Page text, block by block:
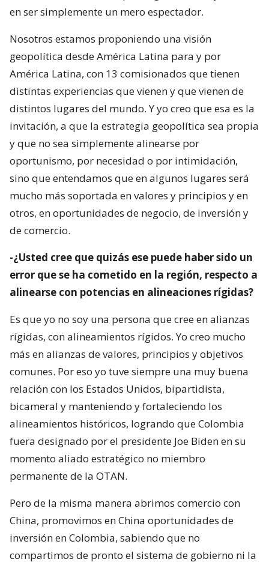
en ser simplemente un mero espectador.
Nosotros estamos proponiendo una visión
geopolítica desde América Latina para y por
América Latina, con 13 comisionados que tienen
distintas experiencias que vienen y que vienen de
distintos lugares del mundo. Y yo creo que esa es la
invitación, a que la estrategia geopolítica sea propia
y que no sea simplemente alinearse por
oportunismo, por necesidad o por intimidación,
sino que entendamos que en algunos lugares será
mucho más soportada en valores y principios y en
otros, en oportunidades de negocio, de inversión y
de comercio.
-¿Usted cree que quizás ese puede haber sido un
error que se ha cometido en la región, respecto a
alinearse con potencias en alineaciones rígidas?
Es que yo no soy una persona que cree en alianzas
rígidas, con alineamientos rígidos. Yo creo mucho
más en alianzas de valores, principios y objetivos
comunes. Por eso yo tuve siempre una muy buena
relación con los Estados Unidos, bipartidista,
bicameral y manteniendo y fortaleciendo los
alineamientos históricos, logrando que Colombia
fuera designado por el presidente Joe Biden en su
momento aliado estratégico no miembro
permanente de la OTAN.
Pero de la misma manera abrimos comercio con
China, promovimos en China oportunidades de
inversión en Colombia, sabiendo que no
compartimos de pronto el sistema de gobierno ni la